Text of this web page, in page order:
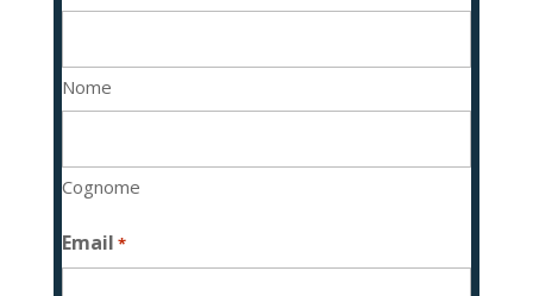
Nome
Cognome
Email *